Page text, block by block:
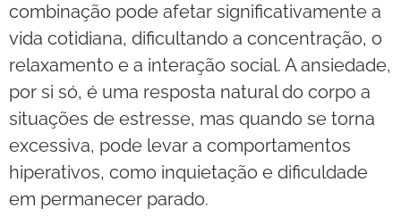
combinação pode afetar significativamente a
vida cotidiana, dificultando a concentração, o
relaxamento e a interação social. A ansiedade,
por si só, é uma resposta natural do corpo a
situações de estresse, mas quando se torna
excessiva, pode levar a comportamentos
hiperativos, como inquietação e dificuldade
em permanecer parado.